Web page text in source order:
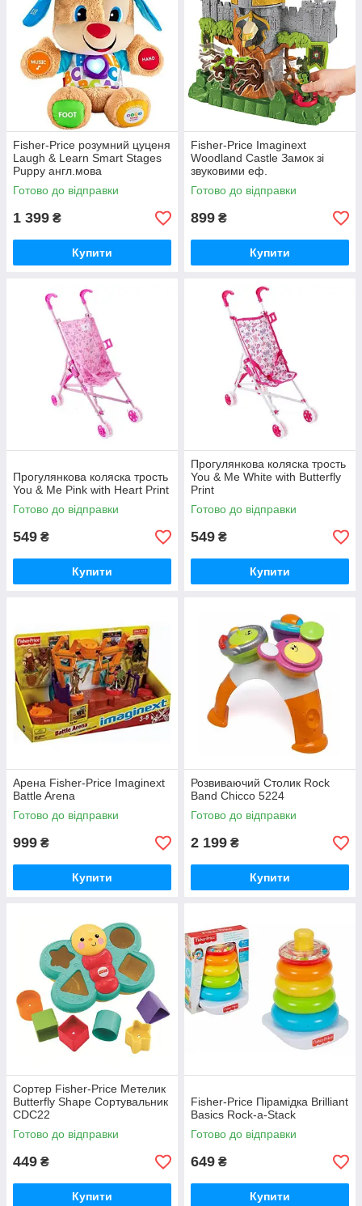
Fisher-Price розумний цуценя
Laugh & Learn Smart Stages
Puppy англ.мова
Готово до відправки
1 399 ₴
Купити
Fisher-Price Imaginext
Woodland Castle Замок зі
звуковими еф.
Готово до відправки
899 ₴
Купити
Прогулянкова коляска трость
You & Me Pink with Heart Print
Готово до відправки
549 ₴
Купити
Прогулянкова коляска трость
You & Me White with Butterfly
Print
Готово до відправки
549 ₴
Купити
Арена Fisher-Price Imaginext
Battle Arena
Готово до відправки
999 ₴
Купити
Розвиваючий Столик Rock
Band Chicco 5224
Готово до відправки
2 199 ₴
Купити
Сортер Fisher-Price Метелик
Butterfly Shape Сортувальник
CDC22
Готово до відправки
449 ₴
Купити
Fisher-Price Пірамідка Brilliant
Basics Rock-a-Stack
Готово до відправки
649 ₴
Купити